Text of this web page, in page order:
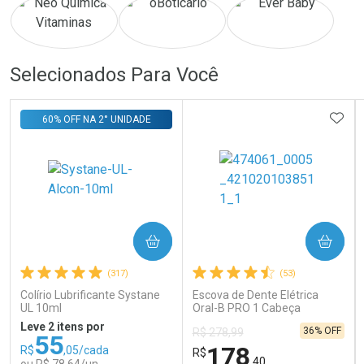
Ativar Desconto
Comprar sem Desconto
Por R$ 839,00/cada
Por R$ 839,00/cada
Ativar Desconto
Comprar sem Desconto
Por R$ 149,00/cada
Por R$ 149,00/cada
Selecionados Para Você
(317)
Colírio Lubrificante Systane
UL 10ml
60% OFF NA 2° UNIDADE
Leve 2 itens por
R$55,05/cada
COMPRAR
(53)
Escova de Dente Elétrica
Oral-B PRO 1 Cabeça
Redonda Recarregável 1
Unidade
R$ 278,99
R$178
36% OFF
COMPRAR